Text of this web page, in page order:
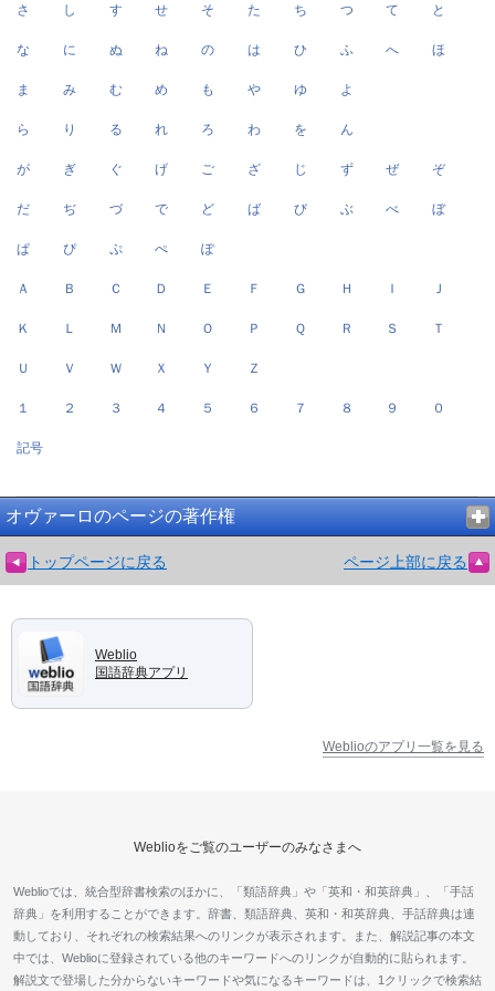
さ し す せ そ た ち つ て と
な に ぬ ね の は ひ ふ へ ほ
ま み む め も や ゆ よ
ら り る れ ろ わ を ん
が ぎ ぐ げ ご ざ じ ず ぜ ぞ
だ ぢ づ で ど ば び ぶ べ ぼ
ぱ ぴ ぷ ぺ ぽ
Ａ Ｂ Ｃ Ｄ Ｅ Ｆ Ｇ Ｈ Ｉ Ｊ
Ｋ Ｌ Ｍ Ｎ Ｏ Ｐ Ｑ Ｒ Ｓ Ｔ
Ｕ Ｖ Ｗ Ｘ Ｙ Ｚ
１ ２ ３ ４ ５ ６ ７ ８ ９ ０
記号
オヴァーロのページの著作権
トップページに戻る ページ上部に戻る
Weblio
国語辞典アプリ
Weblioのアプリ一覧を見る
Weblioをご覧のユーザーのみなさまへ
Weblioでは、統合型辞書検索のほかに、「類語辞典」や「英和・和英辞典」、「手話
辞典」を利用することができます。辞書、類語辞典、英和・和英辞典、手話辞典は連
動しており、それぞれの検索結果へのリンクが表示されます。また、解説記事の本文
中では、Weblioに登録されている他のキーワードへのリンクが自動的に貼られます。
解説文で登場した分からないキーワードや気になるキーワードは、1クリックで検索結